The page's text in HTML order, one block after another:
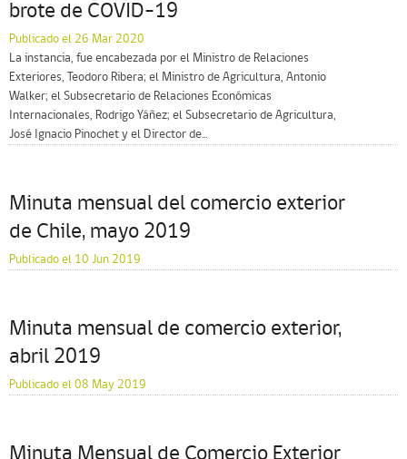
brote de COVID-19
Publicado el 26 Mar 2020
La instancia, fue encabezada por el Ministro de Relaciones
Exteriores, Teodoro Ribera; el Ministro de Agricultura, Antonio
Walker; el Subsecretario de Relaciones Económicas
Internacionales, Rodrigo Yáñez; el Subsecretario de Agricultura,
José Ignacio Pinochet y el Director de...
Minuta mensual del comercio exterior
de Chile, mayo 2019
Publicado el 10 Jun 2019
Minuta mensual de comercio exterior,
abril 2019
Publicado el 08 May 2019
Minuta Mensual de Comercio Exterior